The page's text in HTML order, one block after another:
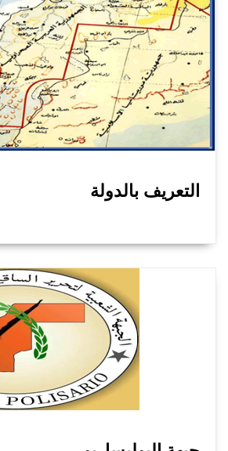
التعريف بالدولة